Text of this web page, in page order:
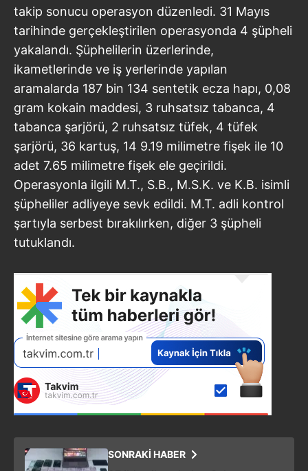
takip sonucu operasyon düzenledi. 31 Mayıs
tarihinde gerçekleştirilen operasyonda 4 şüpheli
yakalandı. Şüphelilerin üzerlerinde,
ikametlerinde ve iş yerlerinde yapılan
aramalarda 187 bin 134 sentetik ecza hapı, 0,08
gram kokain maddesi, 3 ruhsatsız tabanca, 4
tabanca şarjörü, 2 ruhsatsız tüfek, 4 tüfek
şarjörü, 36 kartuş, 14 9.19 milimetre fişek ile 10
adet 7.65 milimetre fişek ele geçirildi.
Operasyonla ilgili M.T., S.B., M.S.K. ve K.B. isimli
şüpheliler adliyeye sevk edildi. M.T. adli kontrol
şartıyla serbest bırakılırken, diğer 3 şüpheli
tutuklandı.
SONRAKİ HABER